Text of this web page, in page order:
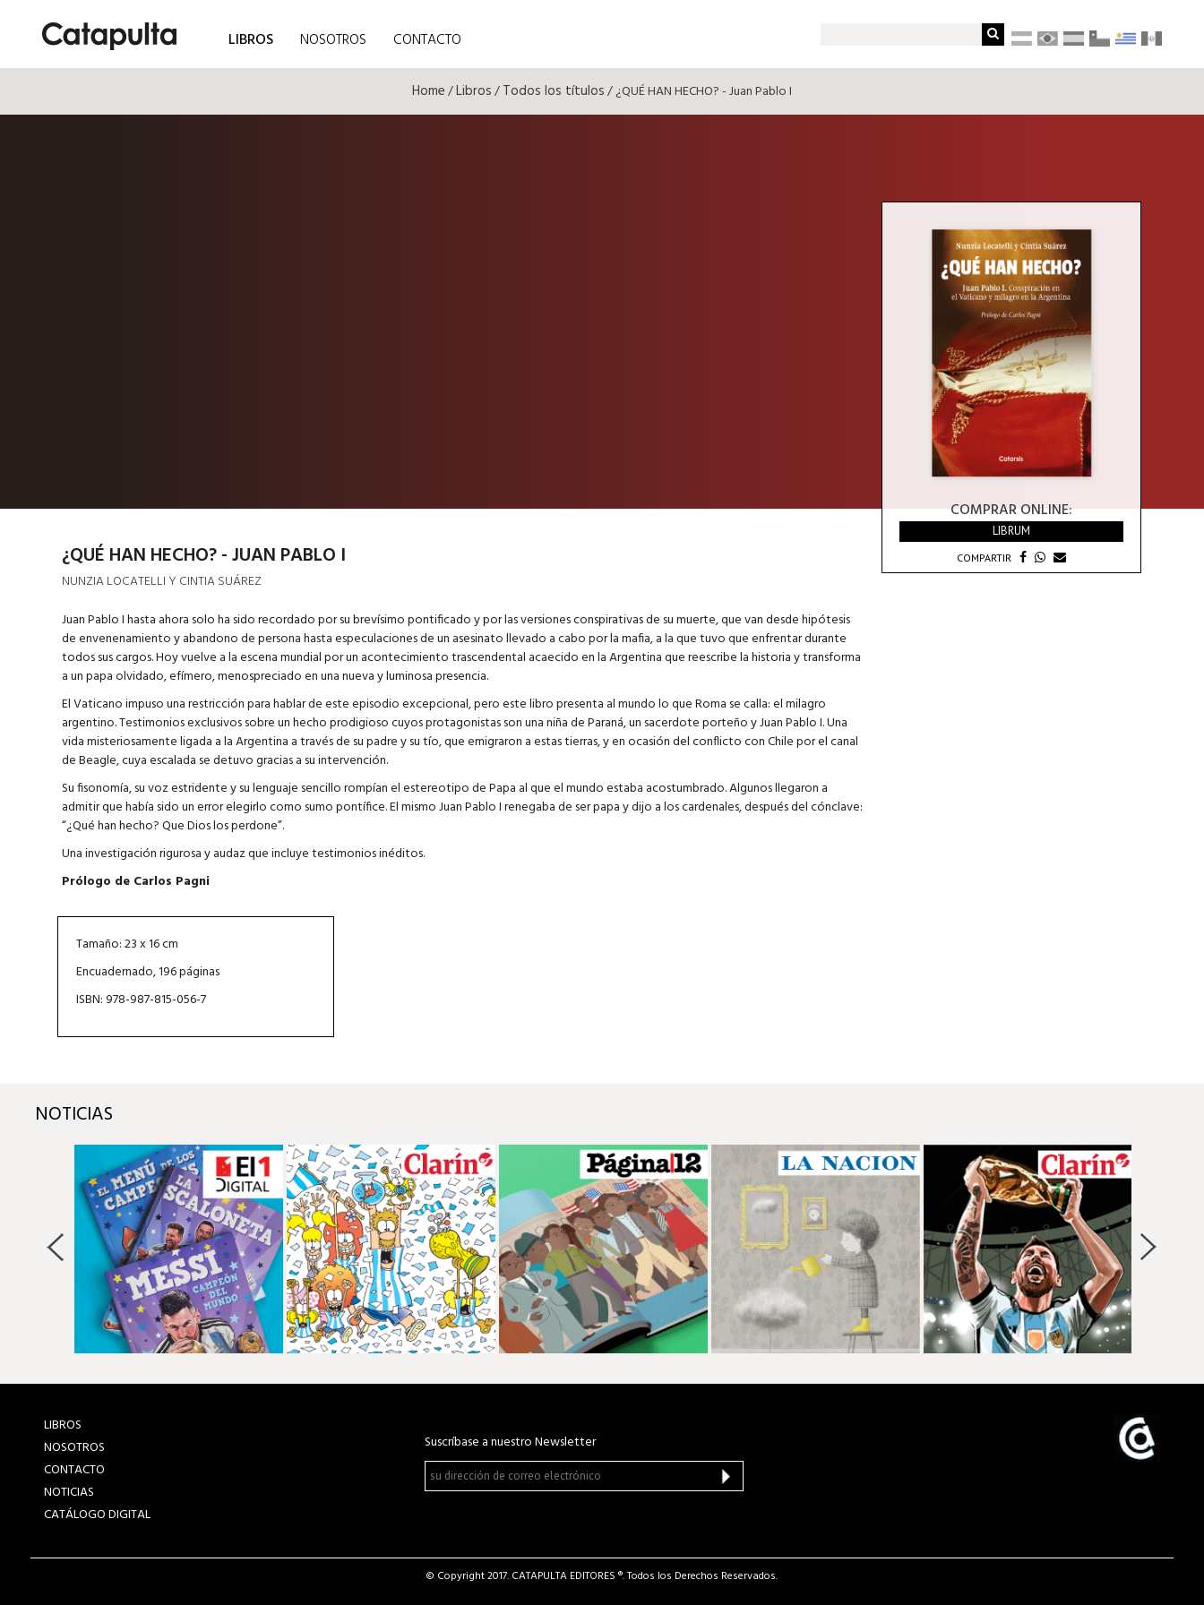
LIBROS NOSOTROS CONTACTO
Home/Libros/Todos los títulos/ ¿QUÉ HAN HECHO? - Juan Pablo I
COMPRAR ONLINE:
LIBRUM
COMPARTIR
¿QUÉ HAN HECHO? - JUAN PABLO I
NUNZIA LOCATELLI Y CINTIA SUÁREZ
Juan Pablo I hasta ahora solo ha sido recordado por su brevísimo pontificado y por las versiones conspirativas de su muerte, que van desde hipótesis
de envenenamiento y abandono de persona hasta especulaciones de un asesinato llevado a cabo por la mafia, a la que tuvo que enfrentar durante
todos sus cargos. Hoy vuelve a la escena mundial por un acontecimiento trascendental acaecido en la Argentina que reescribe la historia y transforma
a un papa olvidado, efímero, menospreciado en una nueva y luminosa presencia.
El Vaticano impuso una restricción para hablar de este episodio excepcional, pero este libro presenta al mundo lo que Roma se calla: el milagro
argentino. Testimonios exclusivos sobre un hecho prodigioso cuyos protagonistas son una niña de Paraná, un sacerdote porteño y Juan Pablo I. Una
vida misteriosamente ligada a la Argentina a través de su padre y su tío, que emigraron a estas tierras, y en ocasión del conflicto con Chile por el canal
de Beagle, cuya escalada se detuvo gracias a su intervención.
Su fisonomía, su voz estridente y su lenguaje sencillo rompían el estereotipo de Papa al que el mundo estaba acostumbrado. Algunos llegaron a
admitir que había sido un error elegirlo como sumo pontífice. El mismo Juan Pablo I renegaba de ser papa y dijo a los cardenales, después del cónclave:
“¿Qué han hecho? Que Dios los perdone”.
Una investigación rigurosa y audaz que incluye testimonios inéditos.
Prólogo de Carlos Pagni
Tamaño: 23 x 16 cm
Encuadernado, 196 páginas
ISBN: 978-987-815-056-7
NOTICIAS
LIBROS
NOSOTROS
CONTACTO
NOTICIAS
CATÁLOGO DIGITAL
Suscríbase a nuestro Newsletter
© Copyright 2017. CATAPULTA EDITORES ®. Todos los Derechos Reservados.